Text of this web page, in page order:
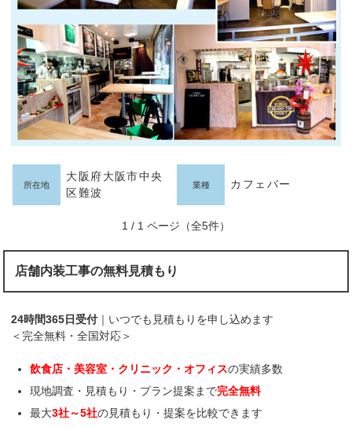
所在地
大阪府大阪市中央
区難波
業種 カフェバー
1 / 1 ページ（全5件）
店舗内装工事の無料見積もり
24時間365日受付 ｜いつでも見積もりを申し込めます
＜完全無料・全国対応＞
飲食店・美容室・クリニック・オフィスの実績多数
現地調査・見積もり・プラン提案まで完全無料
最大3社～5社の見積もり・提案を比較できます